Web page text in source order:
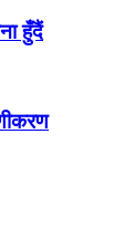
हुँदैं